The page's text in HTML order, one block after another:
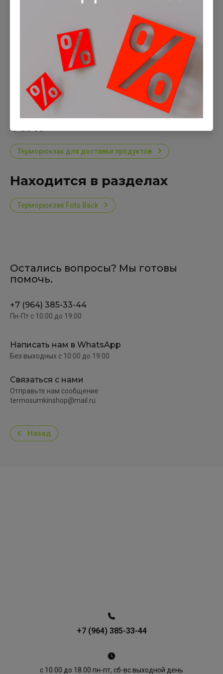
рыбы, мяса
Термосумки с водонепропускаемой вставкой
для перевозки рыбы, мяса
Термосумки на тележку
Термосумки для велосипедов, мотороллеров
Термосумки автомобильные больших размеров
Термосумки в ПВХ пленке (чехле)
теги
Терморюкзак для доставки продуктов
Находится в разделах
Терморюкзак Foto Back
Остались вопросы? Мы готовы
помочь.
+7 (964) 385-33-44
Пн-Пт c 10:00 до 19:00
Написать нам в WhatsApp
Без выходных c 10:00 до 19:00
Связаться с нами
Отправьте нам сообщение
termosumkinshop@mail.ru
Назад
+7 (964) 385-33-44
с 10.00 до 18.00 пн-пт, сб-вс выходной день